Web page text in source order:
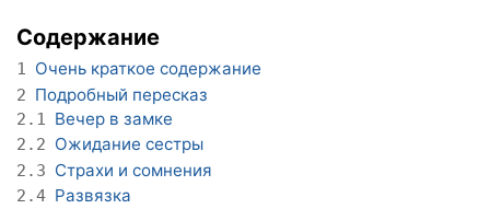
Содержание
1 Очень краткое содержание
2 Подробный пересказ
2.1 Вечер в замке
2.2 Ожидание сестры
2.3 Страхи и сомнения
2.4 Развязка